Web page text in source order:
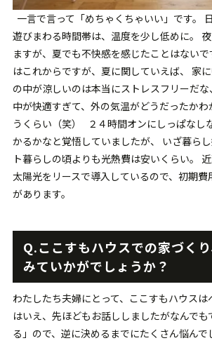
一言で言って「めちゃくちゃいい」です。
遊びまわる時間帯は、温度を少し低めに。
ますが、夏でも不快感を感じたことはない
はこれからですが、夏に関していえば、 家
の中が涼しいのは本当にストレスフリーだ
中が快適すぎて、外の気温がどうだったかわ
うくらい（笑） ２４時間オンにしっぱなし
かるかなと覚悟していましたが、 いざ暮ら
ト暮らしの頃よりも光熱費は安いくらい。
太陽光をリースで導入しているので、初期
があります。
Q.ここすもハウスでの家づく
みていかがでしょうか？
わたしたち夫婦にとって、ここすもハウスは
はいえ、先ほどもお話ししましたがなんでも
る」ので、逆に決めるまでにたくさん悩ん